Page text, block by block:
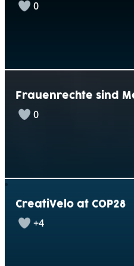
0
Frauenrechte sind
0
CreatiVelo at COP28
+4